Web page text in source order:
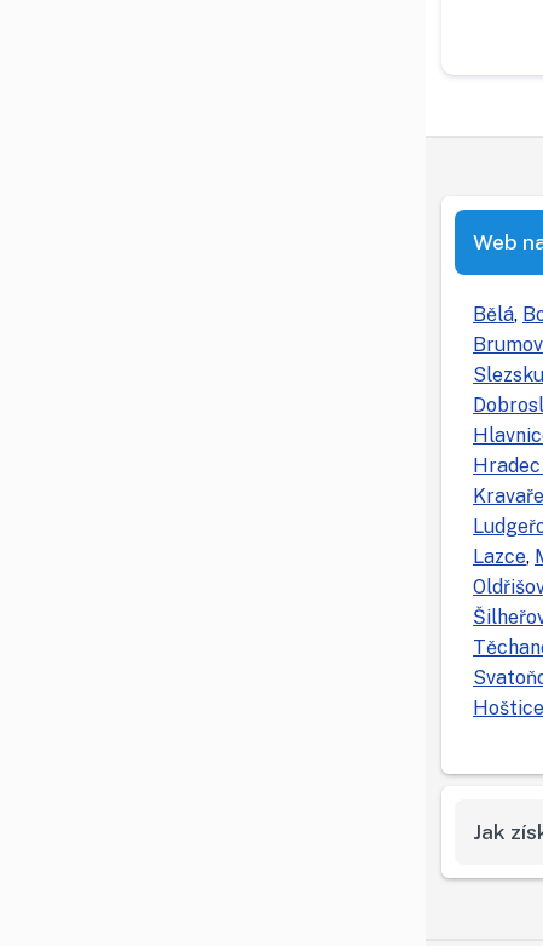
Web
Bělá,
Slezsku
Kravaře
Lazce,
Oldřišov
Hoštice
Jak